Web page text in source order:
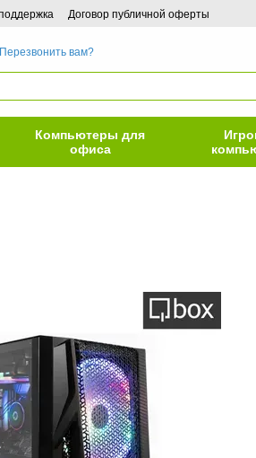
Договор публичной оферты
Перезвонить вам?
Компьютеры для
офиса